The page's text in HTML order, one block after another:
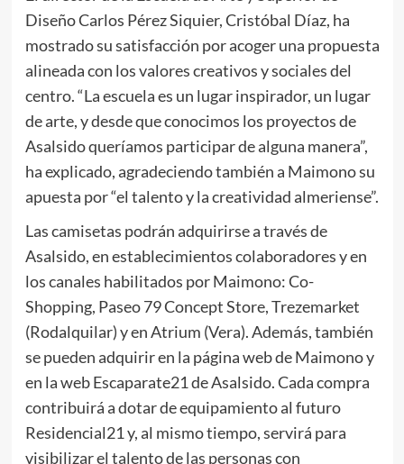
Diseño Carlos Pérez Siquier, Cristóbal Díaz, ha
mostrado su satisfacción por acoger una propuesta
alineada con los valores creativos y sociales del
centro. “La escuela es un lugar inspirador, un lugar
de arte, y desde que conocimos los proyectos de
Asalsido queríamos participar de alguna manera”,
ha explicado, agradeciendo también a Maimono su
apuesta por “el talento y la creatividad almeriense”.
Las camisetas podrán adquirirse a través de
Asalsido, en establecimientos colaboradores y en
los canales habilitados por Maimono: Co-
Shopping, Paseo 79 Concept Store, Trezemarket
(Rodalquilar) y en Atrium (Vera). Además, también
se pueden adquirir en la página web de Maimono y
en la web Escaparate21 de Asalsido. Cada compra
contribuirá a dotar de equipamiento al futuro
Residencial21 y, al mismo tiempo, servirá para
visibilizar el talento de las personas con